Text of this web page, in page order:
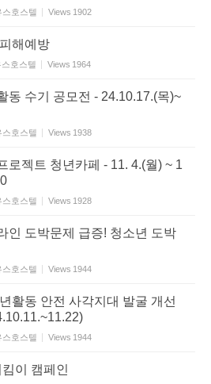
스호스텔 Views 1902
해예방
호스텔 Views 1964
동 수기 공모전 - 24.10.17.(목)~
스호스텔 Views 1938
로젝트 청년카페 - 11. 4.(월) ~ 1
스호스텔 Views 1928
인 도박문제 급증! 청소년 도박
스호스텔 Views 1944
활동 안전 사각지대 발굴 개선
스호스텔 Views 1944
이 캠페인